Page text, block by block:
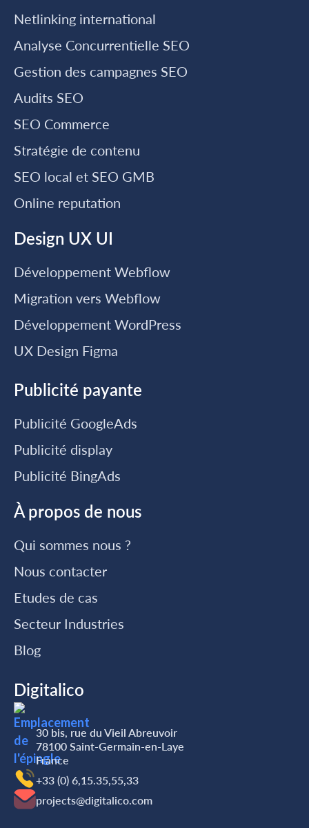
Netlinking international
Analyse Concurrentielle SEO
Gestion des campagnes SEO
Audits SEO
SEO Commerce
Stratégie de contenu
SEO local et SEO GMB
Online reputation
Design UX UI
Développement Webflow
Migration vers Webflow
Développement WordPress
UX Design Figma
Publicité payante
Publicité GoogleAds
Publicité display
Publicité BingAds
À propos de nous
Qui sommes nous ?
Nous contacter
Etudes de cas
Secteur Industries
Blog
Digitalico
30 bis, rue du Vieil Abreuvoir
78100 Saint-Germain-en-Laye
France
+33 (0) 6,15.35,55,33
projects@digitalico.com